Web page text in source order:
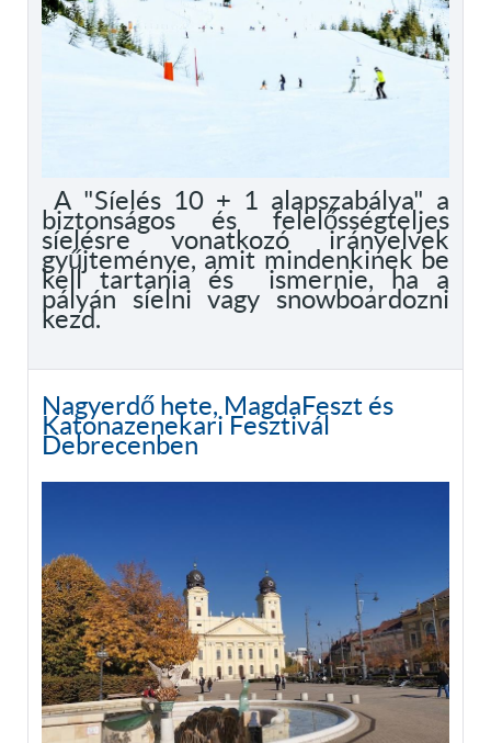
A "Síelés 10 + 1 alapszabálya" a
biztonságos és felelősségteljes
síelésre vonatkozó irányelvek
gyűjteménye, amit mindenkinek be
kell tartania és ismernie, ha a
pályán síelni vagy snowboardozni
kezd.
Nagyerdő hete, MagdaFeszt és
Katonazenekari Fesztivál
Debrecenben